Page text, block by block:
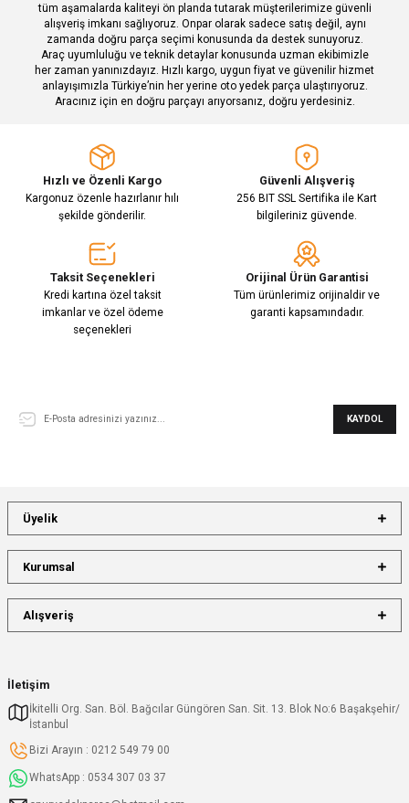
Gönder
tüm aşamalarda kaliteyi ön planda tutarak müşterilerimize güvenli
alışveriş imkanı sağlıyoruz. Onpar olarak sadece satış değil, aynı
zamanda doğru parça seçimi konusunda da destek sunuyoruz.
Araç uyumluluğu ve teknik detaylar konusunda uzman ekibimizle
her zaman yanınızdayız. Hızlı kargo, uygun fiyat ve güvenilir hizmet
anlayışımızla Türkiye’nin her yerine oto yedek parça ulaştırıyoruz.
Aracınız için en doğru parçayı arıyorsanız, doğru yerdesiniz.
Hızlı ve Özenli Kargo
Kargonuz özenle hazırlanır hılı
şekilde gönderilir.
Güvenli Alışveriş
256 BIT SSL Sertifika ile Kart
bilgileriniz güvende.
Taksit Seçenekleri
Kredi kartına özel taksit
imkanlar ve özel ödeme
seçenekleri
Orijinal Ürün Garantisi
Tüm ürünlerimiz orijinaldir ve
garanti kapsamındadır.
KAYDOL
İletişim
İkitelli Org. San. Böl. Bağcılar Güngören San. Sit. 13. Blok No:6 Başakşehir/
İstanbul
Bizi Arayın : 0212 549 79 00
WhatsApp : 0534 307 03 37
Üyelik
Kurumsal
Alışveriş